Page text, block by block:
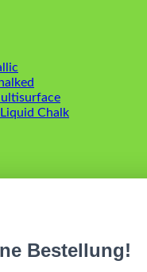
Chalk
Bestellung!